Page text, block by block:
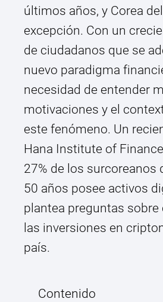
últimos años, y Corea
excepción. Con un
de ciudadanos que se
nuevo paradigma
necesidad de entender
motivaciones y el
este fenómeno. Un
Hana Institute of
27% de los surcoreanos
50 años posee activos
plantea preguntas sobre
las inversiones en
país.
Contenido